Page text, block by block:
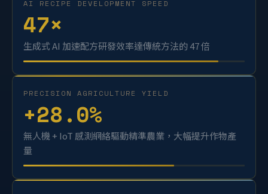
AI RECIPE DEVELOPMENT SPEED
47×
生成式 AI 加速配方研發效率達傳統方法的 47 倍
PRECISION AGRICULTURE YIELD
+28.0%
無人機 + IoT 感測網絡驅動精準農業，大幅提升作物產
量